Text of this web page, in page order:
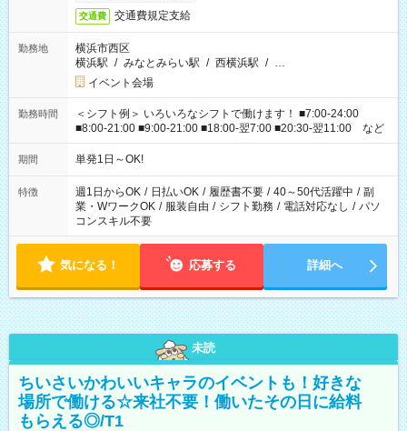
交通費 交通費規定支給
勤務地
横浜市西区
横浜駅 / みなとみらい駅 / 西横浜駅 / …
イベント会場
勤務時間
＜シフト例＞ いろいろなシフトで働けます！ ■7:00-24:00
■8:00-21:00 ■9:00-21:00 ■18:00-翌7:00 ■20:30-翌11:00 など
期間 単発1日～OK!
特徴 週1日からOK / 日払いOK / 履歴書不要 / 40～50代活躍中 / 副
業・WワークOK / 服装自由 / シフト勤務 / 電話対応なし / パソ
コンスキル不要
気になる！ 応募する 詳細へ
未読
ちいさいかわいいキャラのイベントも！好きな
場所で働ける☆来社不要！働いたその日に給料
もらえる◎/T1